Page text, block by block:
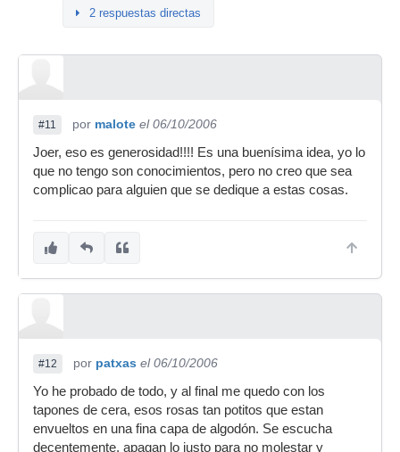
2 respuestas directas
#11 por malote el 06/10/2006
Joer, eso es generosidad!!!! Es una buenísima idea, yo lo
que no tengo son conocimientos, pero no creo que sea
complicao para alguien que se dedique a estas cosas.
#12 por patxas el 06/10/2006
Yo he probado de todo, y al final me quedo con los
tapones de cera, esos rosas tan potitos que estan
envueltos en una fina capa de algodón. Se escucha
decentemente, apagan lo justo para no molestar y